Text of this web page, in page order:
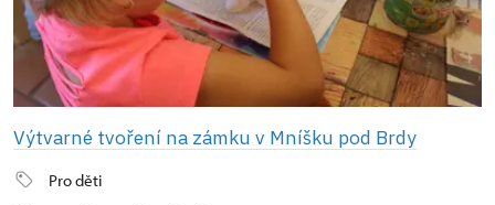
Výtvarné tvoření na zámku v Mníšku pod Brdy
Pro děti